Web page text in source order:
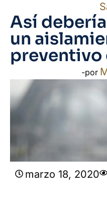
Así
un
preventivo
-por
marzo 18, 2020